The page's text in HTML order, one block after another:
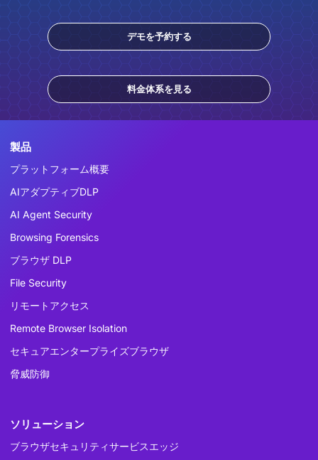
デモを予約する
料金体系を見る
製品
プラットフォーム概要
AIアダプティブDLP
AI Agent Security
Browsing Forensics
ブラウザ DLP
File Security
リモートアクセス
Remote Browser Isolation
セキュアエンタープライズブラウザ
脅威防御
ソリューション
ブラウザセキュリティサービスエッジ